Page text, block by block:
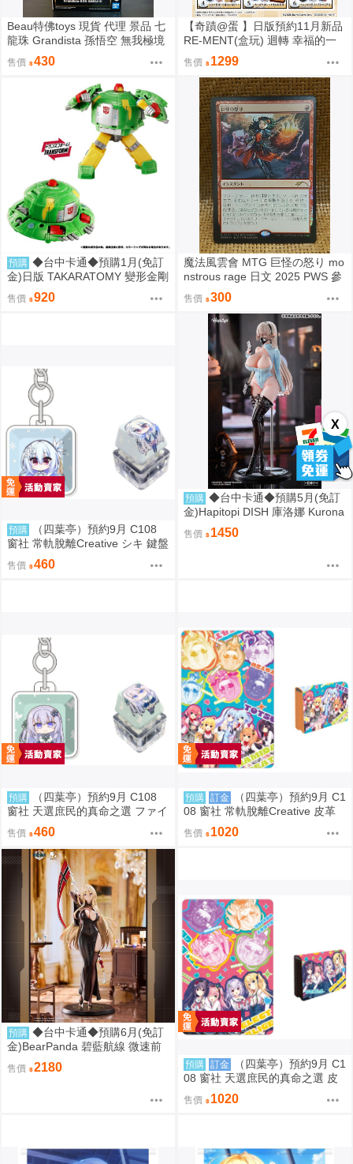
X
Beau特佛toys 現貨 代理 景品 七
龍珠 Grandista 孫悟空 無我極境
自在極意 兆 0206
售價 430
【奇蹟@蛋 】日版預約11月新品
RE-MENT(盒玩) 迴轉 幸福的一
盤 藏壽司 中盒販售
售價 1299
預購 ◆台中卡通◆預購1月(免訂
金)日版 TAKARATOMY 變形金剛
NL-06 地球火種 宇宙飛碟 Cosm
os
售價 920
魔法風雲會 MTG 巨怪の怒り mo
nstrous rage 日文 2025 PWS 參
加賞 Promo
售價 300
預購
（四葉亭）預約9月 C108
窗社 常軌脫離Creative シキ 鍵盤
按鍵造型鑰匙圈 0814
售價 460
預購 ◆台中卡通◆預購5月(免訂
金)Hapitopi DISH 庫洛娜 Kurona
盛情邀請 1/6 1107
售價 1450
預購
（四葉亭）預約9月 C108
窗社 天選庶民的真命之選 ファイ
ブ 鍵盤按鍵造型鑰匙圈 0814
售價 460
預購 訂金
（四葉亭）預約9月 C1
08 窗社 常軌脫離Creative 皮革
製名片夾 0814
售價 1020
預購 ◆台中卡通◆預購6月(免訂
金)BearPanda 碧藍航線 微速前
行 奧德莉亞 俾斯麥 1/6 附特典 1
107
售價 2180 預購 訂金
（四葉亭）預約9月 C1
08 窗社 天選庶民的真命之選 皮
革製名片夾 0814
售價 1020